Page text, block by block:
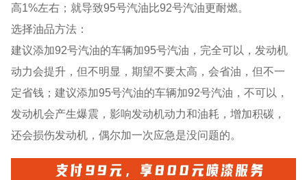
高1%左右；就导致95号汽油比92号汽油更耐燃。
选择油品方法：
建议添加92号汽油的车辆加95号汽油，完全可以，发动机
动力会提升，但不明显，期望不要太高，会省油，但不一
定省钱；建议添加95号汽油的车辆加92号汽油，不可以，
发动机会产生爆震，影响发动机动力和油耗，增加积碳，
还会损伤发动机，偶尔加一次应急是没问题的。